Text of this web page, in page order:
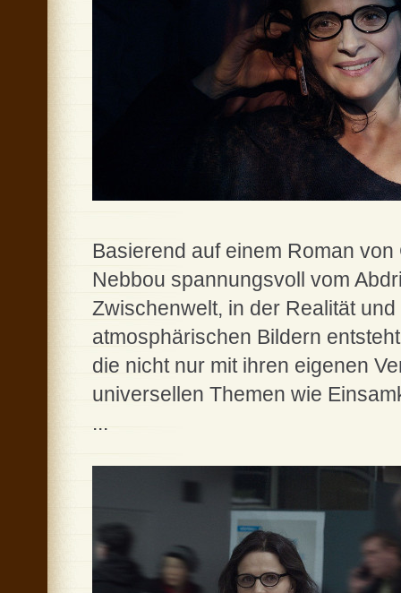
Basierend auf einem Roman
Nebbou spannungsvoll vom
Zwischenwelt, in der Realität
atmosphärischen Bildern
die nicht nur mit ihren eigenen
universellen Themen wie
...